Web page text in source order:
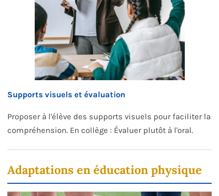
Supports visuels et évaluation
Proposer à l'élève des supports visuels pour faciliter la
compréhension. En collège : Évaluer plutôt à l'oral.
Adaptations en éducation physique